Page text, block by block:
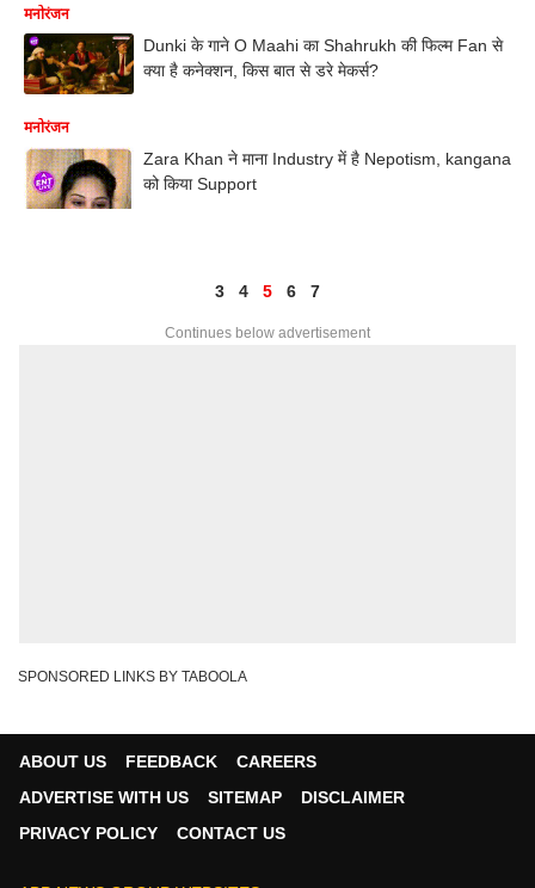
मनोरंजन
Dunki के गाने O Maahi का Shahrukh की फिल्म Fan से
क्या है कनेक्शन, किस बात से डरे मेकर्स?
मनोरंजन
Zara Khan ने माना Industry में है Nepotism, kangana
को किया Support
3 4 5 6 7
Continues below advertisement
SPONSORED LINKS BY TABOOLA
ABOUT US FEEDBACK
CAREERS
ADVERTISE WITH US
SITEMAP
DISCLAIMER
PRIVACY POLICY
CONTACT US